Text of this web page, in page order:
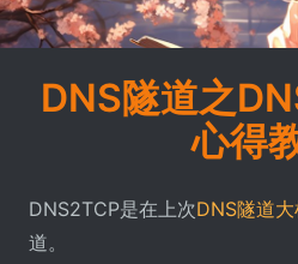
DNS隧道之
心得
DNS2TCP是在上次DNS隧道
道。